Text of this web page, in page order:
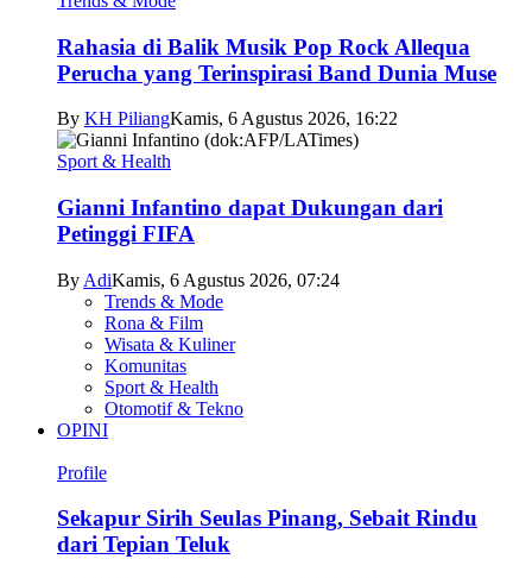
Rahasia di Balik Musik Pop Rock Allequa
Perucha yang Terinspirasi Band Dunia Muse
By KH PiliangKamis, 6 Agustus 2026, 16:22
Sport & Health
Gianni Infantino dapat Dukungan dari
Petinggi FIFA
By AdiKamis, 6 Agustus 2026, 07:24
Trends & Mode
Rona & Film
Wisata & Kuliner
Komunitas
Sport & Health
Otomotif & Tekno
OPINI
Profile
Sekapur Sirih Seulas Pinang, Sebait Rindu
dari Tepian Teluk